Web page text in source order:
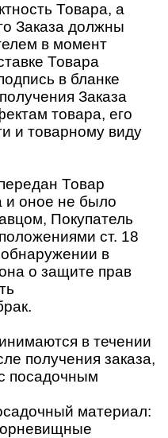
Товара, а
Заказа должны
в момент
Товара
в бланке
Заказа
товара, его
и товарному виду
Товар
и оное не было
Покупатель
ст. 18
в
о защите прав
в течении
получения заказа,
посадочным
материал: